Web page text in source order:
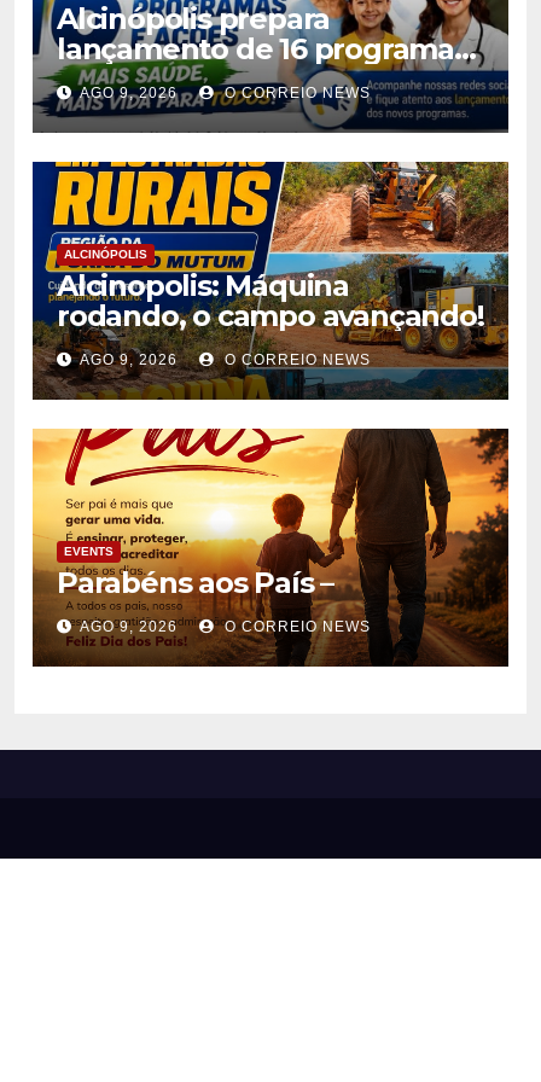
Alcinópolis prepara
lançamento de 16 programas
de saúde para ampliar
atendimento à população
AGO 9, 2026 O CORREIO NEWS
ALCINÓPOLIS
Alcinopolis: Máquina
rodando, o campo avançando!
AGO 9, 2026 O CORREIO NEWS
EVENTS
Parabéns aos País –
AGO 9, 2026 O CORREIO NEWS